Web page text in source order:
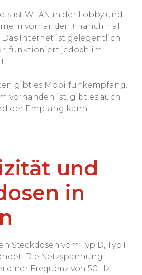
ist WLAN in der Lobby und
vorhanden (manchmal
Das Internet ist gelegentlich
funktioniert jedoch im
gibt es Mobilfunkempfang.
vorhanden ist, gibt es auch
der Empfang kann
und
in
Steckdosen vom Typ D, Typ F
Die Netzspannung
einer Frequenz von 50 Hz.